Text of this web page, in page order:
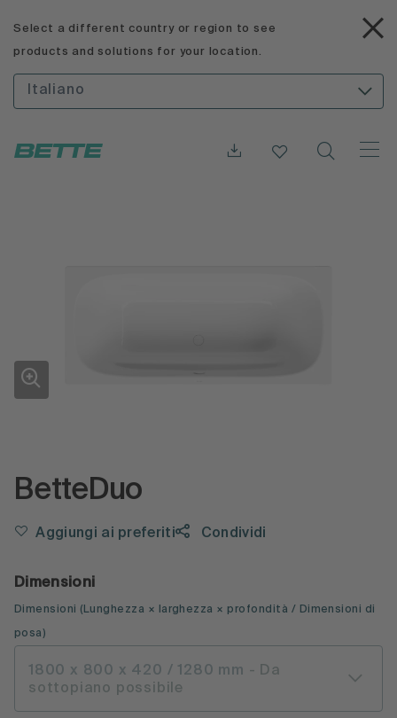
Select a different country or region to see
products and solutions for your location.
Italiano
BetteDuo
Aggiungi ai preferiti Condividi
Dimensioni
Dimensioni ( Lunghezza × larghezza × profondità / Dimensioni di
posa )
1800 x 800 x 420 / 1280 mm - Da
sottopiano possibile